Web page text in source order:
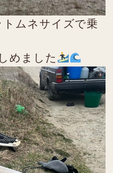
ムネサイズで乗
めました